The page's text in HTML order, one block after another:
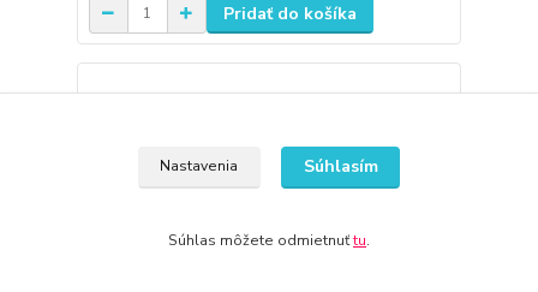
Pridať do košíka
Nastavenia Súhlasím
Súhlas môžete odmietnuťtu.